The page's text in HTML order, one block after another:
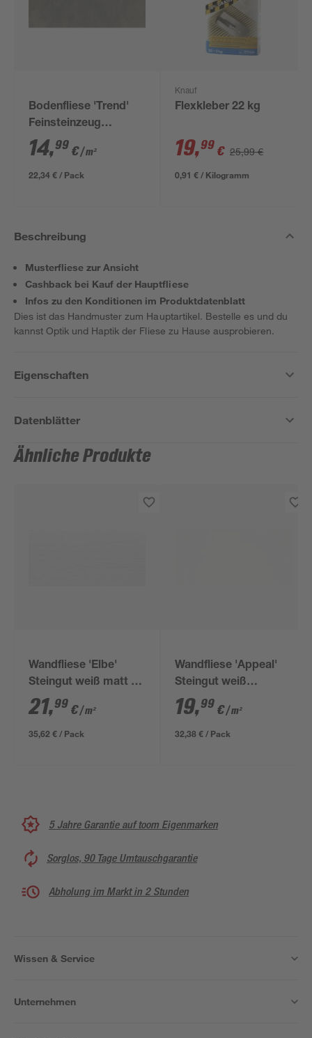
Bodenfliese 'Trend'
Feinsteinzeug
anthrazit 30,5 x 61 cm
14,99 €/ m²
22,34 € / Pack
Knauf
Flexkleber 22 kg
19,99 € 25,99 €
0,91 € / Kilogramm
Beschreibung
Musterfliese zur Ansicht
Cashback bei Kauf der Hauptfliese
Infos zu den Konditionen im Produktdatenblatt
Dies ist das Handmuster zum Hauptartikel. Bestelle es und du
kannst Optik und Haptik der Fliese zu Hause ausprobieren.
Eigenschaften
Datenblätter
Ähnliche Produkte
Wandfliese 'Elbe'
Steingut weiß matt 30
x 60 cm
21,99 €/ m²
35,62 € / Pack
Wandfliese 'Appeal'
Steingut weiß
matt/glänzend 30 x 60
cm
19,99 €/ m²
32,38 € / Pack
5 Jahre Garantie auf toom Eigenmarken
Sorglos, 90 Tage Umtauschgarantie
Abholung im Markt in 2 Stunden
Wissen & Service
Unternehmen